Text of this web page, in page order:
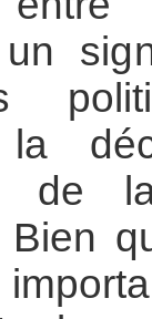
la
de